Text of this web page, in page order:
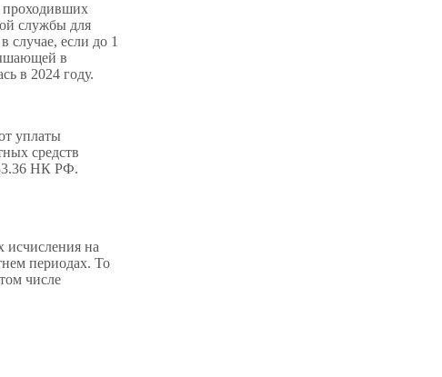
службы для
случае, если до 1
в
в 2024 году.
уплаты
средств
НК РФ.
исчисления на
периодах. То
числе